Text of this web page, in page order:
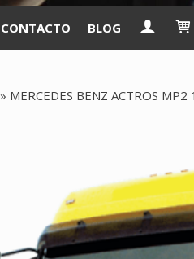
CONTACTO BLOG
» MERCEDES BENZ ACTROS